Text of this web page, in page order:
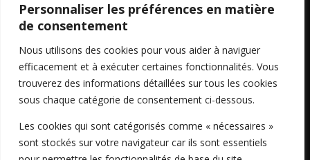
Personnaliser les préférences en matière
de consentement
Nous utilisons des cookies pour vous aider à naviguer
efficacement et à exécuter certaines fonctionnalités. Vous
trouverez des informations détaillées sur tous les cookies
sous chaque catégorie de consentement ci-dessous.
Les cookies qui sont catégorisés comme « nécessaires »
sont stockés sur votre navigateur car ils sont essentiels
Partage de documents
Consultation entreprises